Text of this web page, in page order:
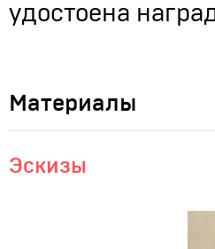
удостоена
Материалы
Эскизы